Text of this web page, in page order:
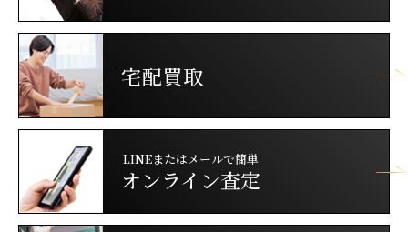
宅配買取
LINEまたはメールで簡単
オンライン査定